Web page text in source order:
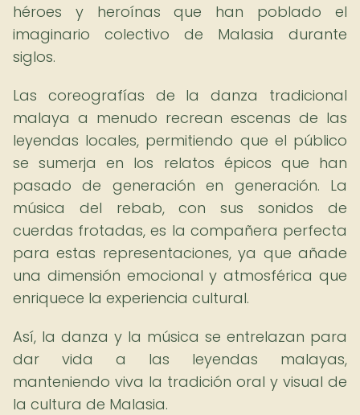
héroes y heroínas que han poblado el
imaginario colectivo de Malasia durante
siglos.
Las coreografías de la danza tradicional
malaya a menudo recrean escenas de las
leyendas locales, permitiendo que el público
se sumerja en los relatos épicos que han
pasado de generación en generación. La
música del rebab, con sus sonidos de
cuerdas frotadas, es la compañera perfecta
para estas representaciones, ya que añade
una dimensión emocional y atmosférica que
enriquece la experiencia cultural.
Así, la danza y la música se entrelazan para
dar vida a las leyendas malayas,
manteniendo viva la tradición oral y visual de
la cultura de Malasia.